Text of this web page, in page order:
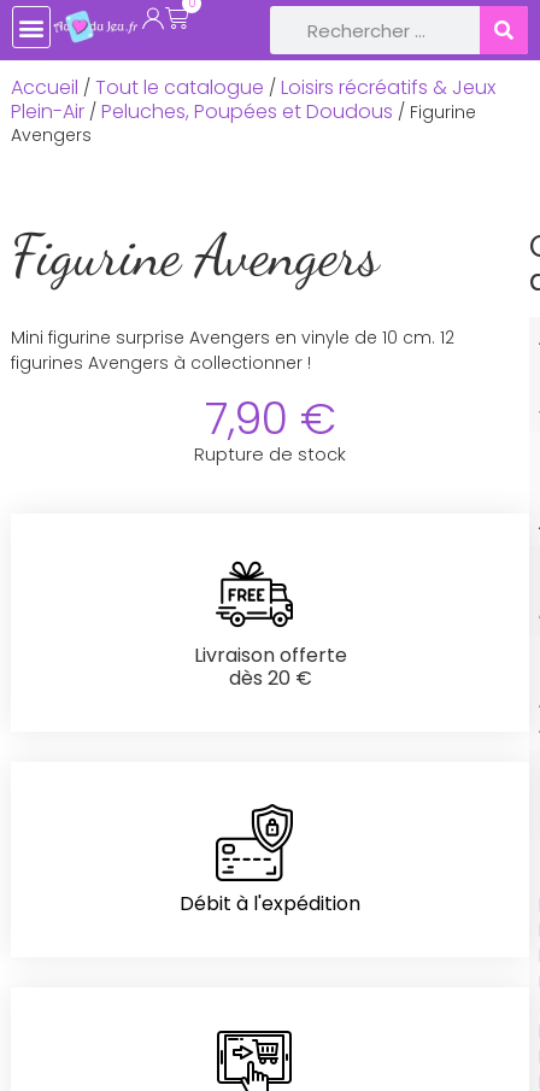
Accueil / Tout le catalogue / Loisirs récréatifs & Jeux
Plein-Air/ Peluches, Poupées et Doudous / Figurine
Avengers
Figurine Avengers
Mini figurine surprise Avengers en vinyle de 10 cm. 12
figurines Avengers à collectionner !
7,90 €
Rupture de stock
Livraison offerte
dès 20 €
Débit à l'expédition